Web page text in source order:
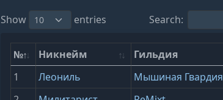
Show entries Search:
№ Никнейм Гильдия
1
Леониль Мышиная Гвардия